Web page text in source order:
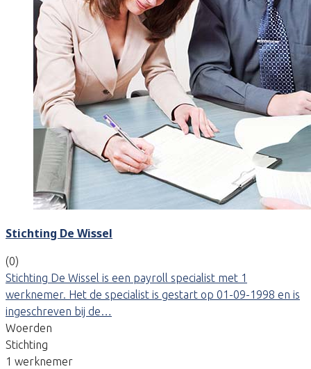
Stichting De Wissel
(0)
Stichting De Wissel is een payroll specialist met 1
werknemer. Het de specialist is gestart op 01-09-1998 en is
ingeschreven bij de…
Woerden
Stichting
1 werknemer